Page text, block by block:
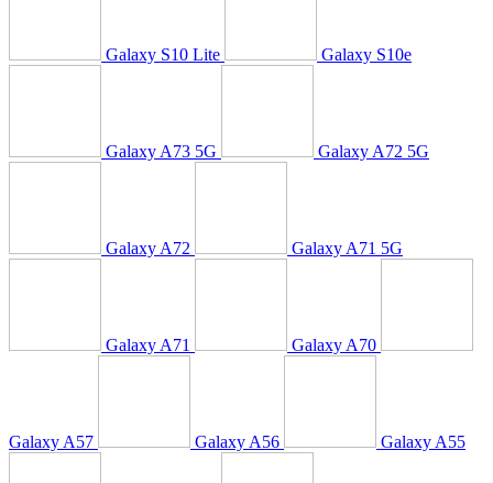
Galaxy S10 Lite Galaxy S10e
Galaxy A73 5G Galaxy A72 5G
Galaxy A72 Galaxy A71 5G
Galaxy A71 Galaxy A70
Galaxy A57 Galaxy A56 Galaxy A55